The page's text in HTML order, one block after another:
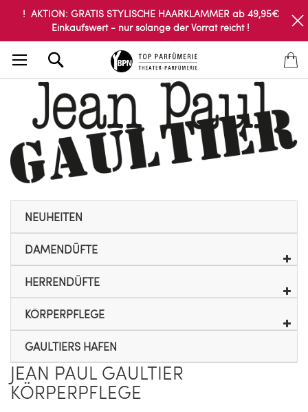
! AKTION: GRATIS STYLISCHE HAARKLAMMER ab 49,95€
Einkaufswert - nur solange der Vorrat reicht !
NEUHEITEN
DAMENDÜFTE
HERRENDÜFTE
KÖRPERPFLEGE
GAULTIERS HAFEN
JEAN PAUL GAULTIER
KÖRPERPFLEGE